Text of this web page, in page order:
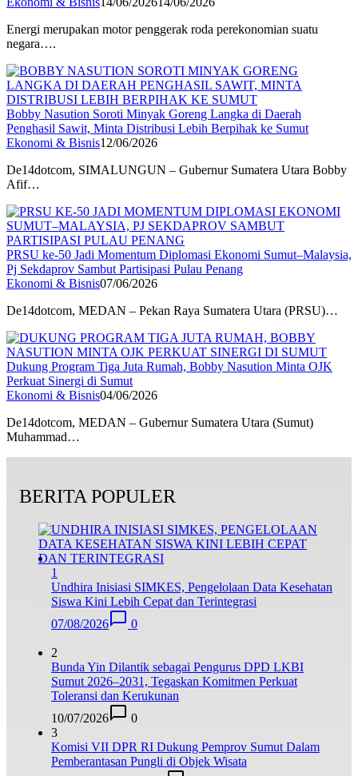
Energi merupakan motor penggerak roda perekonomian suatu
negara….
Bobby Nasution Soroti Minyak Goreng Langka di Daerah
Penghasil Sawit, Minta Distribusi Lebih Berpihak ke Sumut
Ekonomi & Bisnis12/06/2026
De14dotcom, SIMALUNGUN – Gubernur Sumatera Utara Bobby
Afif…
PRSU ke-50 Jadi Momentum Diplomasi Ekonomi Sumut–Malaysia,
Pj Sekdaprov Sambut Partisipasi Pulau Penang
Ekonomi & Bisnis07/06/2026
De14dotcom, MEDAN – Pekan Raya Sumatera Utara (PRSU)…
Dukung Program Tiga Juta Rumah, Bobby Nasution Minta OJK
Perkuat Sinergi di Sumut
Ekonomi & Bisnis04/06/2026
De14dotcom, MEDAN – Gubernur Sumatera Utara (Sumut)
Muhammad…
BERITA POPULER
1
Undhira Inisiasi SIMKES, Pengelolaan Data Kesehatan
Siswa Kini Lebih Cepat dan Terintegrasi
07/08/2026
0
2
Bunda Yin Dilantik sebagai Pengurus DPD LKBI
Sumut 2026–2031, Tegaskan Komitmen Perkuat
Toleransi dan Kerukunan
10/07/2026
0
3
Komisi VII DPR RI Dukung Pemprov Sumut Dalam
Pemberantasan Pungli di Objek Wisata